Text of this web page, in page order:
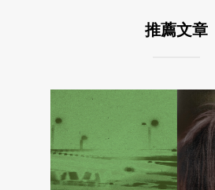
推薦文章